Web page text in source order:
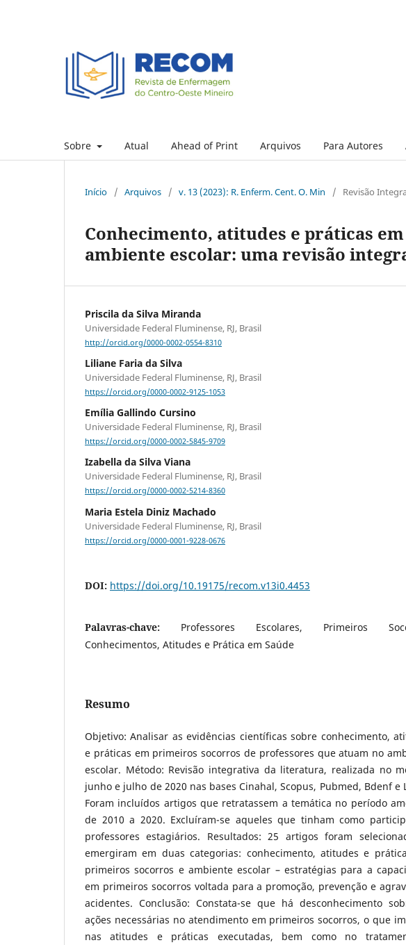
Sobre Atual Ahead of Print Arquivos Para Autores
Início / Arquivos / v. 13 (2023): R. Enferm. Cent. O. Min / Revisão
Conhecimento, atitudes e práticas
ambiente escolar: uma revisão
Priscila da Silva Miranda
Universidade Federal Fluminense, RJ, Brasil
http://orcid.org/0000-0002-0554-8310
Liliane Faria da Silva
Universidade Federal Fluminense, RJ, Brasil
https://orcid.org/0000-0002-9125-1053
Emília Gallindo Cursino
Universidade Federal Fluminense, RJ, Brasil
https://orcid.org/0000-0002-5845-9709
Izabella da Silva Viana
Universidade Federal Fluminense, RJ, Brasil
https://orcid.org/0000-0002-5214-8360
Maria Estela Diniz Machado
Universidade Federal Fluminense, RJ, Brasil
https://orcid.org/0000-0001-9228-0676
DOI: https://doi.org/10.19175/recom.v13i0.4453
Palavras-chave: Professores Escolares, Primeiros
Conhecimentos, Atitudes e Prática em Saúde
Resumo
Objetivo: Analisar as evidências científicas sobre conhecimento,
e práticas em primeiros socorros de professores que atuam no
escolar. Método: Revisão integrativa da literatura, realizada no
junho e julho de 2020 nas bases Cinahal, Scopus, Pubmed, Bdenf e
Foram incluídos artigos que retratassem a temática no período
de 2010 a 2020. Excluíram-se aqueles que tinham como
professores estagiários. Resultados: 25 artigos foram
emergiram em duas categorias: conhecimento, atitudes e
primeiros socorros e ambiente escolar – estratégias para a
em primeiros socorros voltada para a promoção, prevenção e
acidentes. Conclusão: Constata-se que há desconhecimento
ações necessárias no atendimento em primeiros socorros, o que
nas atitudes e práticas executadas, bem como no